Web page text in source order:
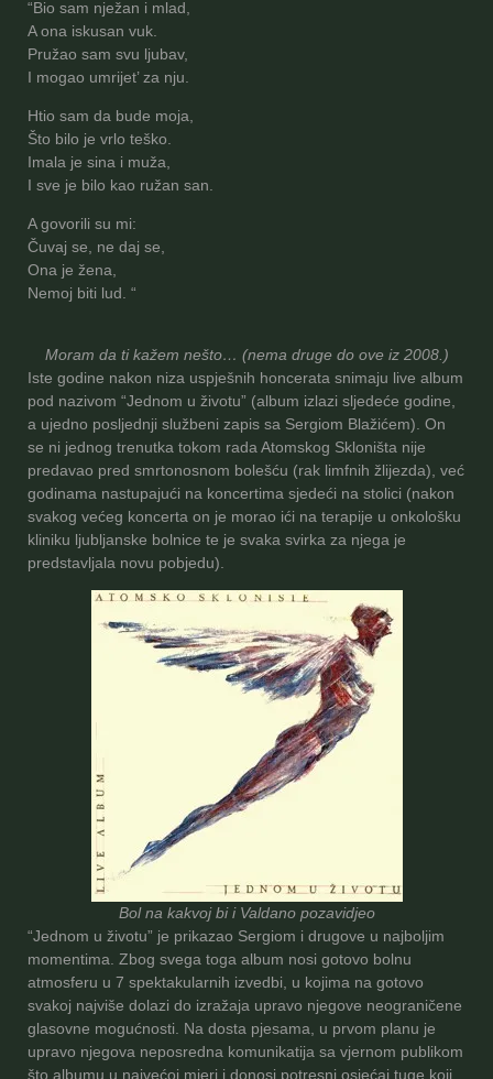
“Bio sam nježan i mlad,
A ona iskusan vuk.
Pružao sam svu ljubav,
I mogao umrijet’ za nju.
Htio sam da bude moja,
Što bilo je vrlo teško.
Imala je sina i muža,
I sve je bilo kao ružan san.
A govorili su mi:
Čuvaj se, ne daj se,
Ona je žena,
Nemoj biti lud. “
Moram da ti kažem nešto… (nema druge do ove iz 2008.)
Iste godine nakon niza uspješnih honcerata snimaju live album
pod nazivom “Jednom u životu” (album izlazi sljedeće godine,
a ujedno posljednji službeni zapis sa Sergiom Blažićem). On
se ni jednog trenutka tokom rada Atomskog Skloništa nije
predavao pred smrtonosnom bolešću (rak limfnih žlijezda), već
godinama nastupajući na koncertima sjedeći na stolici (nakon
svakog većeg koncerta on je morao ići na terapije u onkološku
kliniku ljubljanske bolnice te je svaka svirka za njega je
predstavljala novu pobjedu).
Bol na kakvoj bi i Valdano pozavidjeo
“Jednom u životu” je prikazao Sergiom i drugove u najboljim
momentima. Zbog svega toga album nosi gotovo bolnu
atmosferu u 7 spektakularnih izvedbi, u kojima na gotovo
svakoj najviše dolazi do izražaja upravo njegove neograničene
glasovne mogućnosti. Na dosta pjesama, u prvom planu je
upravo njegova neposredna komunikatija sa vjernom publikom
što albumu u najvećoj mjeri i donosi potresni osjećaj tuge koji